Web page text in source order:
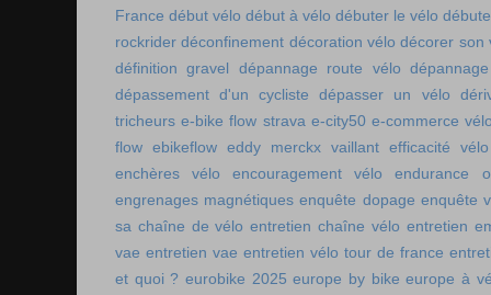
France début vélo début à vélo débuter le vélo
rockrider déconfinement décoration vélo décorer son
définition gravel
dépannage route vélo
dépassement d'un cycliste
dépasser un vélo
tricheurs e-bike flow strava e-city50 e-commerce
flow ebikeflow eddy merckx vaillant efficacité vélo
enchères vélo
encouragement vélo
endurance
engrenages magnétiques enquête dopage enquête
sa chaîne de vélo entretien chaîne vélo entretien
vae entretien vae entretien vélo tour de france
et quoi ? eurobike 2025 europe by bike europe à